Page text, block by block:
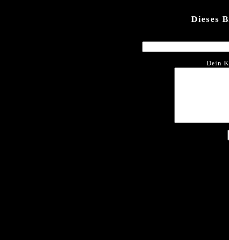
Dieses
Dein